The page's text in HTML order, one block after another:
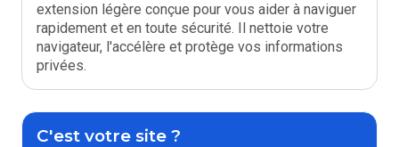
extension légère conçue pour vous aider à naviguer
rapidement et en toute sécurité. Il nettoie votre
navigateur, l'accélère et protège vos informations
privées.
C'est votre site ?